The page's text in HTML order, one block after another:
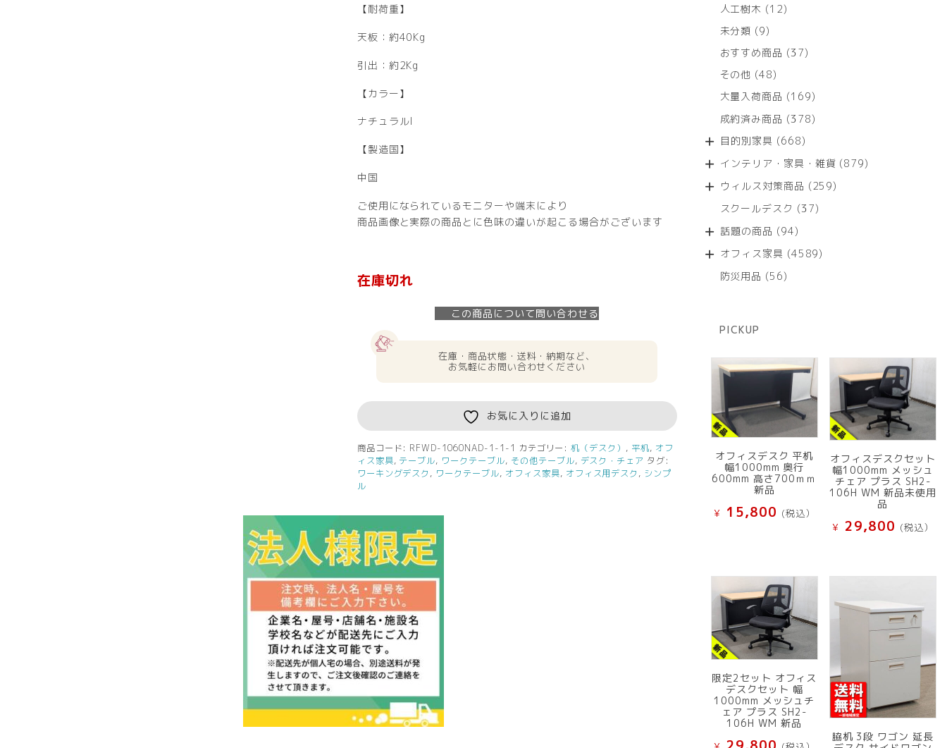
【耐荷重】
天板：約40Kg
引出：約2Kg
【カラー】
ナチュラルI
【製造国】
中国
ご使用になられているモニターや端末により
商品画像と実際の商品とに色味の違いが起こる場合がございます
在庫切れ
この商品について問い合わせる
在庫・商品状態・送料・納期など、
お気軽にお問い合わせください
お気に入りに追加
商品コード: RFWD-1060NAD-1-1-1 カテゴリー:机（デスク） , 平机, オフ
ィス家具, テーブル, ワークテーブル, その他テーブル, デスク・チェア タグ:
ワーキングデスク , ワークテーブル, オフィス家具, オフィス用デスク , シンプ
ル
人工樹木
1212
商
未分類 99
の
商
おすすめ商品 3737
商
その他 4848
の
商
大量入荷商品 169169
の
成約済み商品 378378
商
目的別家具 668668
の
商
インテリア・家具・雑貨 879879
ウィルス対策商品 259259
スクールデスク 3737
商
話題の商品 9494
の
オフィス家具 45894589
防災用品 5656
PICKUP
オフィスデスク 平机
幅1000mm 奥行
600mm 高さ700ｍｍ
新品
¥ 15,800 (税込）
オフィスデスクセット
幅1000mm メッシュ
チェア プラス SH2-
106H WM 新品未使用
品
¥ 29,800 (税込）
限定2セット オフィス
デスクセット 幅
1000mm メッシュチ
ェア プラス SH2-
106H WM 新品
脇机 3段 ワゴン 延長